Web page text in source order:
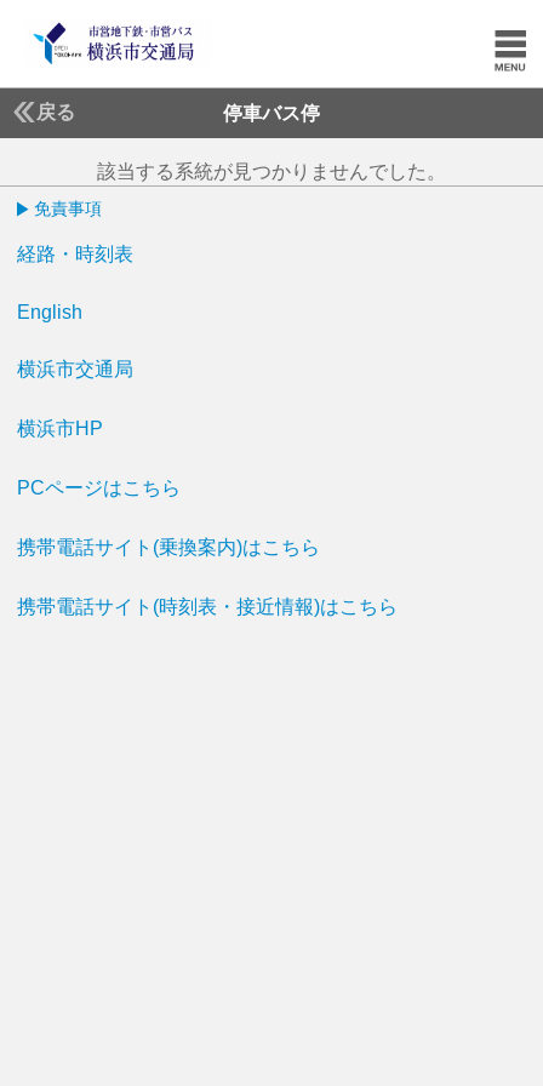
戻る 停車バス停
該当する系統が見つかりませんでした。
免責事項
経路・時刻表
English
横浜市交通局
横浜市HP
PCページはこちら
携帯電話サイト(乗換案内)はこちら
携帯電話サイト(時刻表・接近情報)はこちら